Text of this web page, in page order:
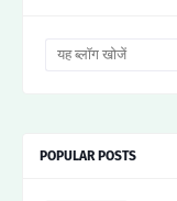
POPULAR POSTS